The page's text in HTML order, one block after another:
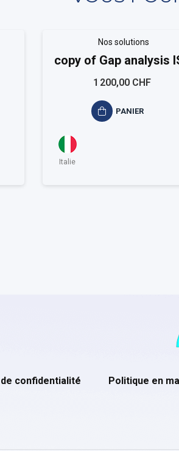
Nos solutions
copy of Gap analysis
9001
1 200,00 CHF
PANIER
Italie
confidentialité Politique en